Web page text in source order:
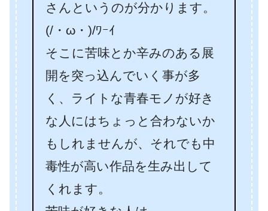
さんというのが分かります。
(/・ω・)/ﾜｰｲ
そこに苦味とか辛みのある展
開を突っ込んでいく事が多
く、ライトな青春モノが好き
な人にはちょっと合わないか
もしれませんが、それでも中
毒性が高い作品を生み出して
くれます。